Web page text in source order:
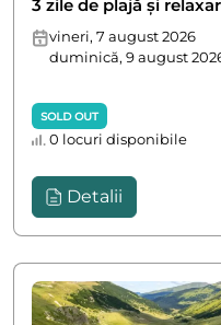
3 zile de plajă și
vineri, 7 august 2026
duminică, 9 august
SOLD OUT
0 locuri disponibile
Detalii